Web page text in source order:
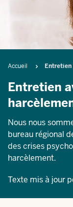
Breadcrumb
Accueil Entretien
Entretien
Nous nous
bureau régional
des crises
harcèlement.
Texte mis à jour